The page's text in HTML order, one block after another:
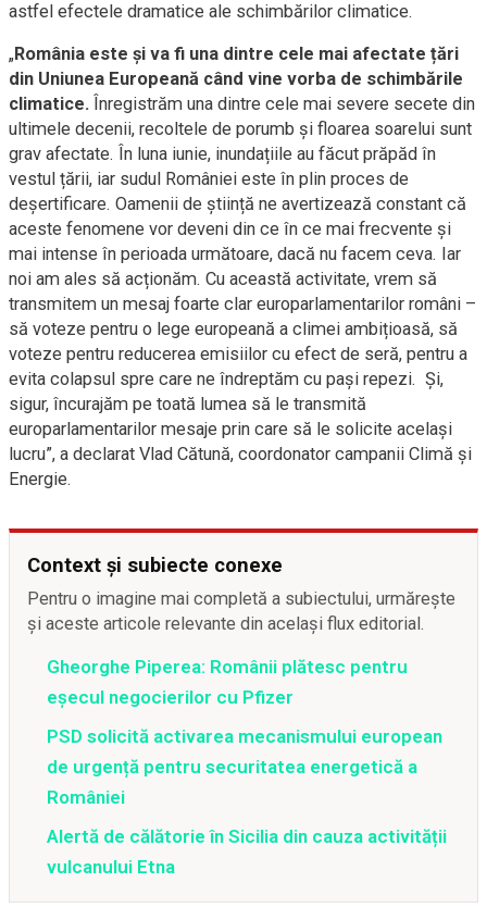
astfel efectele dramatice ale schimbărilor climatice.
„România este și va fi una dintre cele mai afectate țări
din Uniunea Europeană când vine vorba de schimbările
climatice. Înregistrăm una dintre cele mai severe secete din
ultimele decenii, recoltele de porumb și floarea soarelui sunt
grav afectate. În luna iunie, inundațiile au făcut prăpăd în
vestul țării, iar sudul României este în plin proces de
deșertificare. Oamenii de știință ne avertizează constant că
aceste fenomene vor deveni din ce în ce mai frecvente și
mai intense în perioada următoare, dacă nu facem ceva. Iar
noi am ales să acționăm. Cu această activitate, vrem să
transmitem un mesaj foarte clar europarlamentarilor români –
să voteze pentru o lege europeană a climei ambițioasă, să
voteze pentru reducerea emisiilor cu efect de seră, pentru a
evita colapsul spre care ne îndreptăm cu pași repezi. Și,
sigur, încurajăm pe toată lumea să le transmită
europarlamentarilor mesaje prin care să le solicite același
lucru”, a declarat Vlad Cătună, coordonator campanii Climă și
Energie.
Context și subiecte conexe
Pentru o imagine mai completă a subiectului, urmărește
și aceste articole relevante din același flux editorial.
Gheorghe Piperea: Românii plătesc pentru
eșecul negocierilor cu Pfizer
PSD solicită activarea mecanismului european
de urgență pentru securitatea energetică a
României
Alertă de călătorie în Sicilia din cauza activității
vulcanului Etna